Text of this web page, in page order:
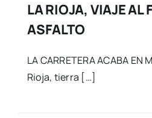
LA RIOJA, VIAJE AL
ASFALTO
LA CARRETERA ACABA EN
Rioja, tierra […]